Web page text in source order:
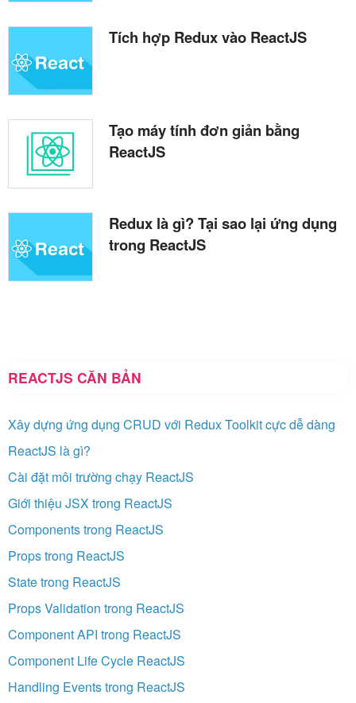
Tích hợp Redux vào ReactJS
Tạo máy tính đơn giản bằng
ReactJS
Redux là gì? Tại sao lại ứng dụng
trong ReactJS
REACTJS CĂN BẢN
Xây dựng ứng dụng CRUD với Redux Toolkit cực dễ dàng
ReactJS là gì?
Cài đặt môi trường chạy ReactJS
Giới thiệu JSX trong ReactJS
Components trong ReactJS
Props trong ReactJS
State trong ReactJS
Props Validation trong ReactJS
Component API trong ReactJS
Component Life Cycle ReactJS
Handling Events trong ReactJS